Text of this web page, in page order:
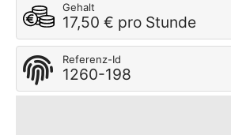
Gehalt
17,50 € pro Stunde
Referenz-Id
1260-198